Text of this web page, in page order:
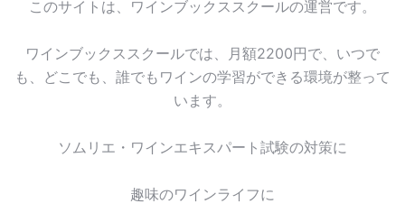
このサイトは、ワインブックススクールの運営です。
ワインブックススクールでは、月額2200円で、いつで
も、どこでも、誰でもワインの学習ができる環境が整って
います。
ソムリエ・ワインエキスパート試験の対策に
趣味のワインライフに